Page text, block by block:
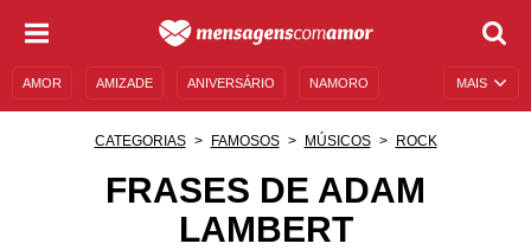
MAIS
AMOR AMIZADE ANIVERSÁRIO NAMORO
MENSAGENS DE ANIVERSÁRIO
CATEGORIAS FAMOSOS MÚSICOS ROCK
FRASES DE ADAM
LAMBERT